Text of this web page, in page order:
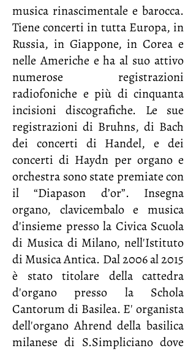
musica rinascimentale e barocca.
Tiene concerti in tutta Europa, in
Russia, in Giappone, in Corea e
nelle Americhe e ha al suo attivo
numerose registrazioni
radiofoniche e più di cinquanta
incisioni discografiche. Le sue
registrazioni di Bruhns, di Bach
dei concerti di Handel, e dei
concerti di Haydn per organo e
orchestra sono state premiate con
il “Diapason d’or”. Insegna
organo, clavicembalo e musica
d'insieme presso la Civica Scuola
di Musica di Milano, nell'Istituto
di Musica Antica. Dal 2006 al 2015
è stato titolare della cattedra
d'organo presso la Schola
Cantorum di Basilea. E' organista
dell'organo Ahrend della basilica
milanese di S.Simpliciano dove